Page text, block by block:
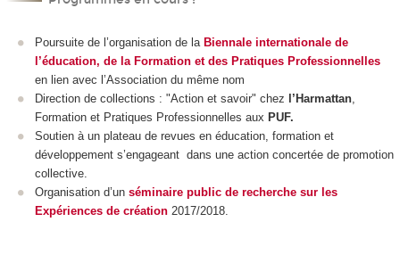
Poursuite de l’organisation de la Biennale internationale de
l’éducation, de la Formation et des Pratiques Professionnelles
en lien avec l’Association du même nom
Direction de collections : "Action et savoir" chez
l’Harmattan
Formation et Pratiques Professionnelles aux PUF.
Soutien à un plateau de revues en éducation, formation et
développement s’engageant dans une action concertée de promotion
collective.
Organisation d’un séminaire public de recherche sur les
Expériences de création 2017/2018.